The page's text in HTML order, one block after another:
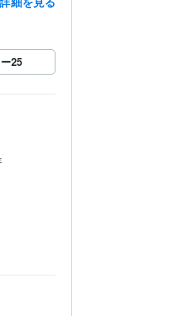
25